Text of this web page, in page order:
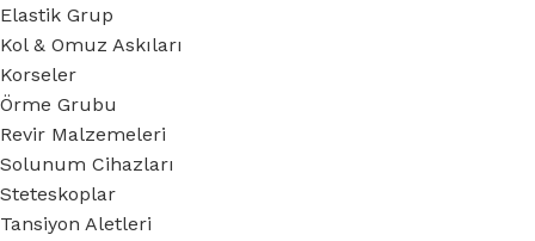
Elastik Grup
Kol & Omuz Askıları
Korseler
Örme Grubu
Revir Malzemeleri
Solunum Cihazları
Steteskoplar
Tansiyon Aletleri